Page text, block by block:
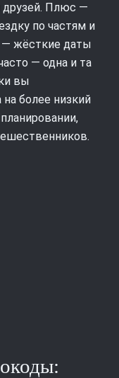
друзей. Плюс —
по частям и
— жёсткие даты
— одна и та
вы
более низкий